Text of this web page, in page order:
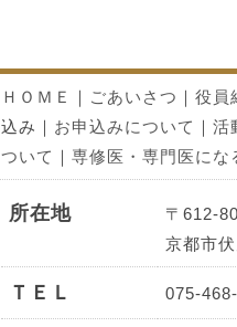
ＨＯＭＥ ｜ ごあいさつ ｜役員
込み｜ お申込みについて ｜活
ついて ｜専修医・専門医にな
所在地
〒612-
京都市
ＴＥＬ 075-